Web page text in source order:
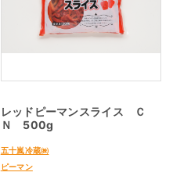
レッドピーマンスライス Ｃ
Ｎ 500g
五十嵐冷蔵㈱
ピーマン